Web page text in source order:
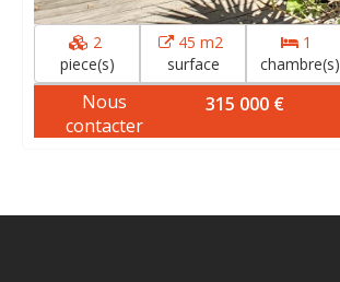
2
piece(s)
45 m2
surface
1
chambre(s)
Nous
contacter
315 000 €